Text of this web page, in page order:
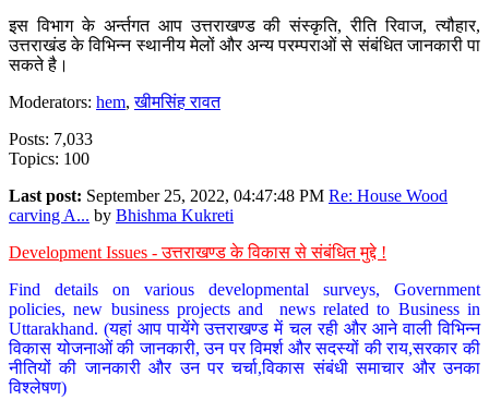
इस विभाग के अर्न्तगत आप उत्तराखण्ड की संस्कृति, रीति रिवाज, त्यौहार,
उत्तराखंड के विभिन्न स्थानीय मेलों और अन्य परम्पराओं से संबंधित जानकारी पा
सकते है।
Moderators: hem,खीमसिंह रावत
Posts: 7,033
Topics: 100
Last post: September 25, 2022, 04:47:48 PM Re: House Wood
carving A... by Bhishma Kukreti
Development Issues - उत्तराखण्ड के विकास से संबंधित मुद्दे !
Find details on various developmental surveys, Government
policies, new business projects and news related to Business in
Uttarakhand. (यहां आप पायेंगे उत्तराखण्ड में चल रही और आने वाली विभिन्न
विकास योजनाओं की जानकारी, उन पर विमर्श और सदस्यों की राय,सरकार की
नीतियों की जानकारी और उन पर चर्चा,विकास संबंधी समाचार और उनका
विश्लेषण)